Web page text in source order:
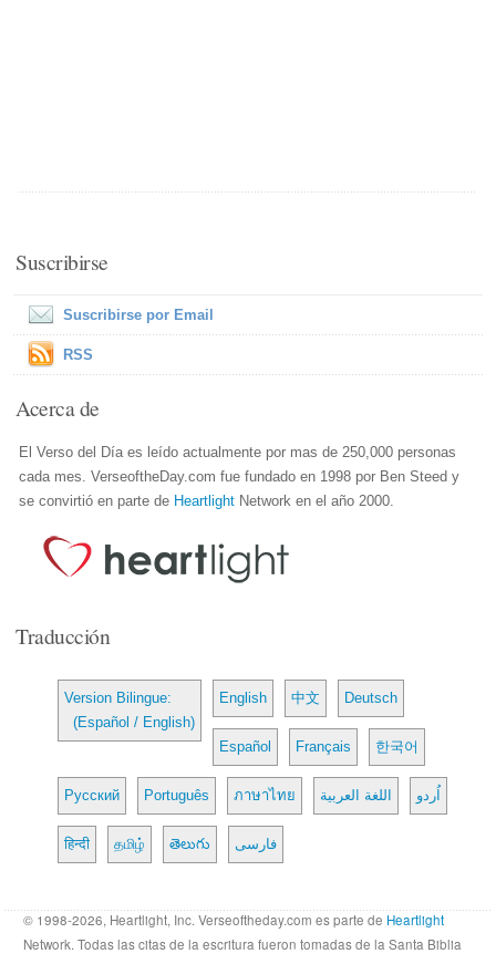
Suscribirse
Suscribirse por Email
RSS
Acerca de
El Verso del Día es leído actualmente por mas de 250,000 personas
cada mes. VerseoftheDay.com fue fundado en 1998 por Ben Steed y
se convirtió en parte de Heartlight Network en el año 2000.
Traducción
Version Bilingue:
(Español / English)
English 中文 Deutsch
Español Français 한국어
Русский Português ภาษาไทย اللغة العربية اُردو
हिन्दी தமிழ் తెలుగు فارسی
© 1998-2026, Heartlight, Inc. Verseoftheday.com es parte de Heartlight
Network. Todas las citas de la escritura fueron tomadas de la Santa Biblia